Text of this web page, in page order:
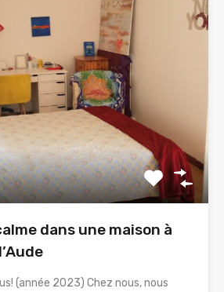
dans une maison à
(année 2023) Chez nous, nous